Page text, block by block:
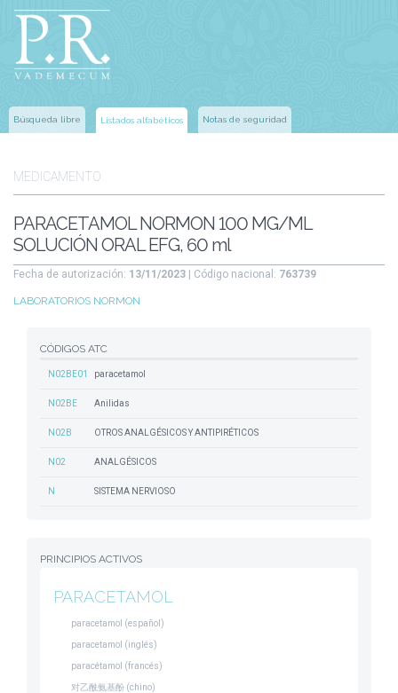
Búsqueda libre Listados alfabéticos Notas de seguridad
MEDICAMENTO
PARACETAMOL NORMON 100 MG/ML
SOLUCIÓN ORAL EFG, 60 ml
Fecha de autorización: 13/11/2023 | Código nacional: 763739
LABORATORIOS NORMON
CÓDIGOS ATC
N02BE01 paracetamol
N02BE Anilidas
N02B OTROS ANALGÉSICOS Y ANTIPIRÉTICOS
N02 ANALGÉSICOS
N SISTEMA NERVIOSO
PRINCIPIOS ACTIVOS
PARACETAMOL
paracetamol (español)
paracetamol (inglés)
paracétamol (francés)
对乙酰氨基酚 (chino)